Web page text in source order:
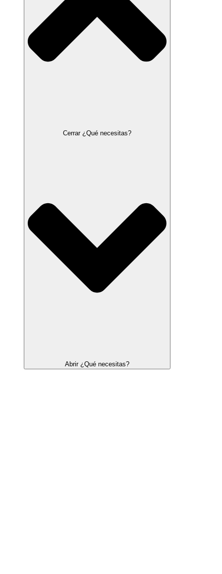
Cerrar ¿Qué necesitas?
Abrir ¿Qué necesitas?